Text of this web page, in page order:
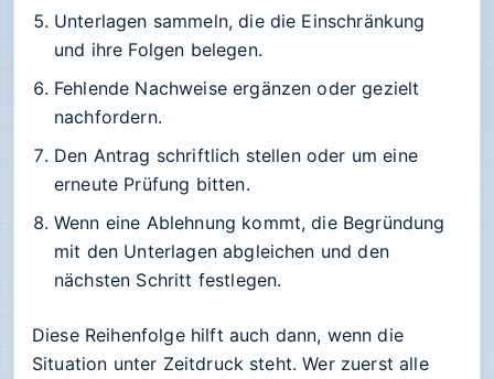
Unterlagen sammeln, die die Einschränkung
und ihre Folgen belegen.
Fehlende Nachweise ergänzen oder gezielt
nachfordern.
Den Antrag schriftlich stellen oder um eine
erneute Prüfung bitten.
Wenn eine Ablehnung kommt, die Begründung
mit den Unterlagen abgleichen und den
nächsten Schritt festlegen.
Diese Reihenfolge hilft auch dann, wenn die
Situation unter Zeitdruck steht. Wer zuerst alle